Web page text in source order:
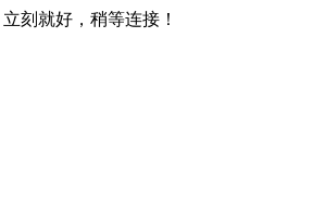
刻就好，稍等连接！